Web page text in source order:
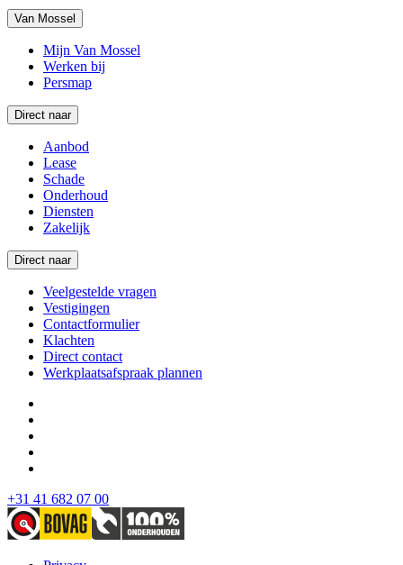
Van Mossel
Mijn Van Mossel
Werken bij
Persmap
Direct naar
Aanbod
Lease
Schade
Onderhoud
Diensten
Zakelijk
Direct naar
Veelgestelde vragen
Vestigingen
Contactformulier
Klachten
Direct contact
Werkplaatsafspraak plannen
+31 41 682 07 00